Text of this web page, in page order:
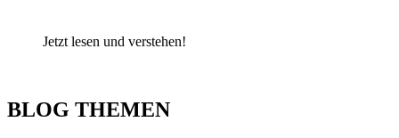
Jetzt lesen und verstehen!
BLOG THEMEN